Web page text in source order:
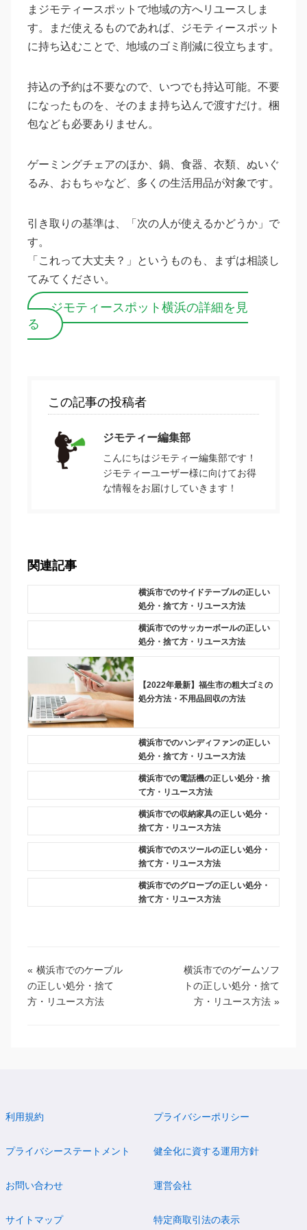
まジモティースポットで地域の方へリユースしま
す。まだ使えるものであれば、ジモティースポット
に持ち込むことで、地域のゴミ削減に役立ちます。
持込の予約は不要なので、いつでも持込可能。不要
になったものを、そのまま持ち込んで渡すだけ。梱
包なども必要ありません。
ゲーミングチェアのほか、鍋、食器、衣類、ぬいぐ
るみ、おもちゃなど、多くの生活用品が対象です。
引き取りの基準は、「次の人が使えるかどうか」で
す。
「これって大丈夫？」というものも、まずは相談し
てみてください。
ジモティースポット横浜の詳細を見
る
この記事の投稿者
ジモティー編集部
こんにちはジモティー編集部です！
ジモティーユーザー様に向けてお得
な情報をお届けしていきます！
関連記事
横浜市でのサイドテーブルの正しい
処分・捨て方・リユース方法
横浜市でのサッカーボールの正しい
処分・捨て方・リユース方法
【2022年最新】福生市の粗大ゴミの
処分方法・不用品回収の方法
横浜市でのハンディファンの正しい
処分・捨て方・リユース方法
横浜市での電話機の正しい処分・捨
て方・リユース方法
横浜市での収納家具の正しい処分・
捨て方・リユース方法
横浜市でのスツールの正しい処分・
捨て方・リユース方法
横浜市でのグローブの正しい処分・
捨て方・リユース方法
« 横浜市でのケーブル
の正しい処分・捨て
方・リユース方法
横浜市でのゲームソフ
トの正しい処分・捨て
方・リユース方法 »
利用規約 プライバシーポリシー
プライバシーステートメント 健全化に資する運用方針
お問い合わせ 運営会社
サイトマップ 特定商取引法の表示